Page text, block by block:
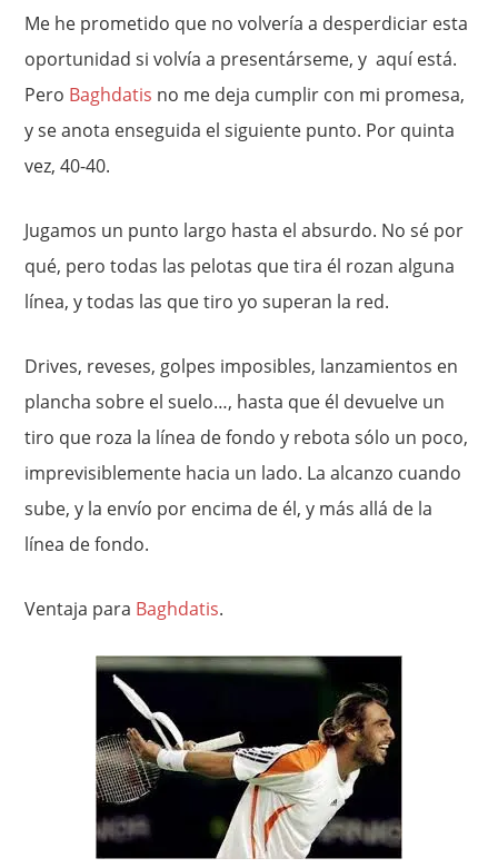
Me he prometido que no volvería a desperdiciar esta
oportunidad si volvía a presentárseme, y aquí está.
Pero Baghdatis no me deja cumplir con mi promesa,
y se anota enseguida el siguiente punto. Por quinta
vez, 40-40.
Jugamos un punto largo hasta el absurdo. No sé por
qué, pero todas las pelotas que tira él rozan alguna
línea, y todas las que tiro yo superan la red.
Drives, reveses, golpes imposibles, lanzamientos en
plancha sobre el suelo…, hasta que él devuelve un
tiro que roza la línea de fondo y rebota sólo un poco,
imprevisiblemente hacia un lado. La alcanzo cuando
sube, y la envío por encima de él, y más allá de la
línea de fondo.
Ventaja para Baghdatis.